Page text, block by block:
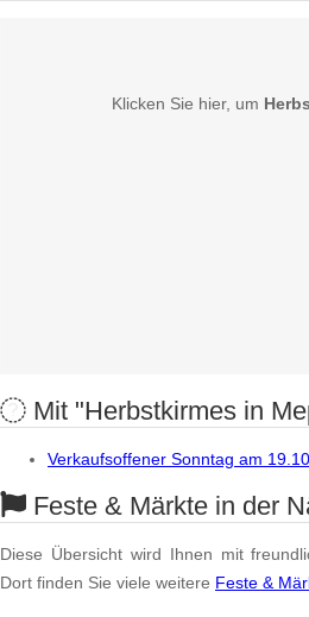
Klicken Sie hier, um
Mit "Herbstkirmes in
Verkaufsoffener Sonntag am
Feste & Märkte in der
Diese Übersicht wird Ihnen mit
Dort finden Sie viele weitere Feste &